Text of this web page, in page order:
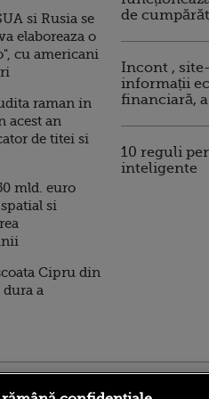
si Rusia se
elaboreaza o
cu americani
raman in
acest an
de titei si
mld. euro
si
Cipru din
dura a
de
Incont ,
informații
financiară,
10 reguli
inteligente